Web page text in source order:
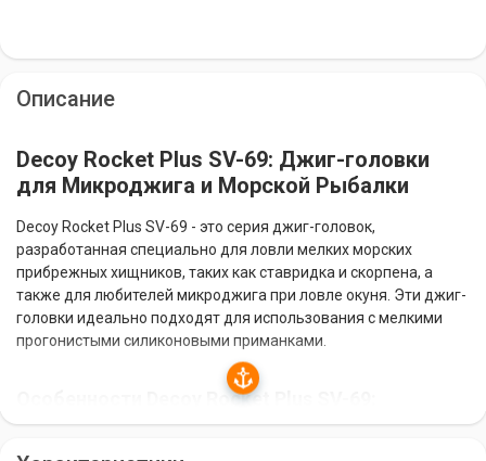
Описание
Decoy Rocket Plus SV-69: Джиг-головки
для Микроджига и Морской Рыбалки
Decoy Rocket Plus SV-69 - это серия джиг-головок,
разработанная специально для ловли мелких морских
прибрежных хищников, таких как ставридка и скорпена, а
также для любителей микроджига при ловле окуня. Эти джиг-
головки идеально подходят для использования с мелкими
прогонистыми силиконовыми приманками.
Особенности Decoy Rocket Plus SV-69: